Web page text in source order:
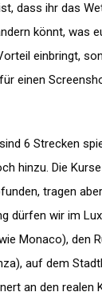
dass ihr das
könnt, was
einbringt,
einen
6 Strecken
hinzu. Die
tragen
dürfen wir im
Monaco), den
auf dem
an den realen